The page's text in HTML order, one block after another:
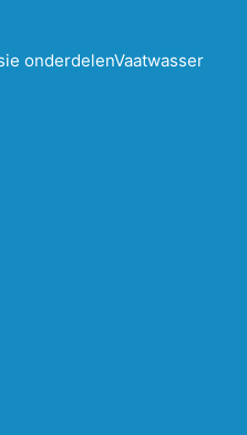
onderdelenVaatwasser